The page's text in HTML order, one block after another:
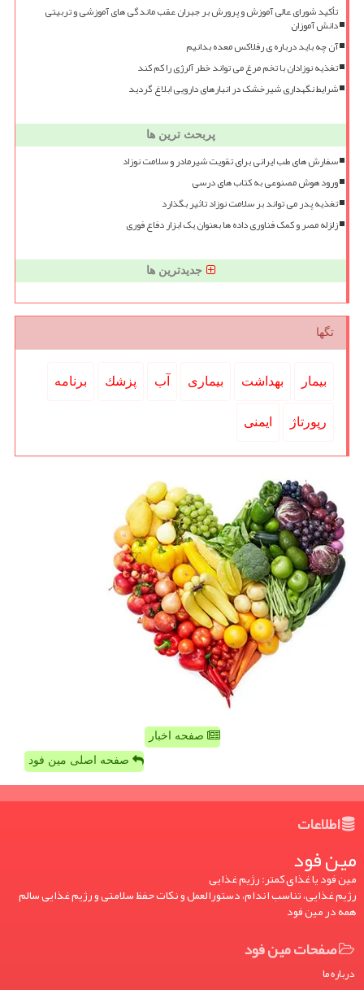
تأکید شورای عالی آموزش و پرورش بر جبران عقب ماندگی های آموزشی و تربیتی
دانش آموزان
آن چه باید درباره ی رفلاکس معده بدانیم
تغذیه نوزادان با تخم مرغ می تواند خطر آلرژی را کم کند
شرایط نگهداری شیرخشک در انبارهای دارویی ابلاغ گردید
پربحث ترین ها
سفارش های طب ایرانی برای تقویت شیرمادر و سلامت نوزاد
ورود هوش مصنوعی به کتاب های درسی
تغذیه پدر می تواند بر سلامت نوزاد تاثیر بگذارد
زلزله مصر و کمک فناوری داده ها بعنوان یک ابزار دفاع فوری
جدیدترین ها
تگها
بیمار بهداشت بیماری آب پزشك برنامه
رپورتاژ ایمنی
صفحه اخبار
صفحه اصلی مین فود
اطلاعات
مین فود
مین فود یا غذای کمتر: رژیم غذایی
رژیم غذایی، تناسب اندام، دستورالعمل و نکات حفظ سلامتی و رژیم غذایی سالم
همه در مین فود
صفحات مین فود
درباره ما